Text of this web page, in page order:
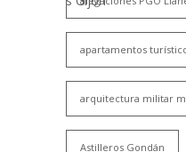
apartamentos
arquitectura militar
Astilleros Gondán